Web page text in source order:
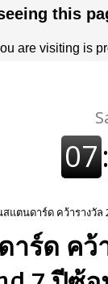
สแตนดาร์ด คว้ารางวัล
ร์ด คว้